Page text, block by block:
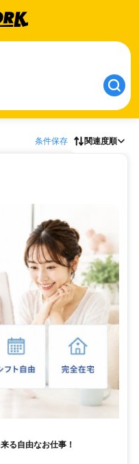
条件保存 関連度順
る自由なお仕事！